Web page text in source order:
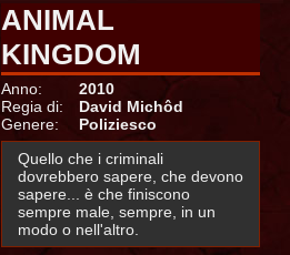
ANIMAL
KINGDOM
Anno:
2010
Regia di:
David Michôd
Genere:
Poliziesco
Quello che i criminali
dovrebbero sapere, che devono
sapere... è che finiscono
sempre male, sempre, in un
modo o nell'altro.